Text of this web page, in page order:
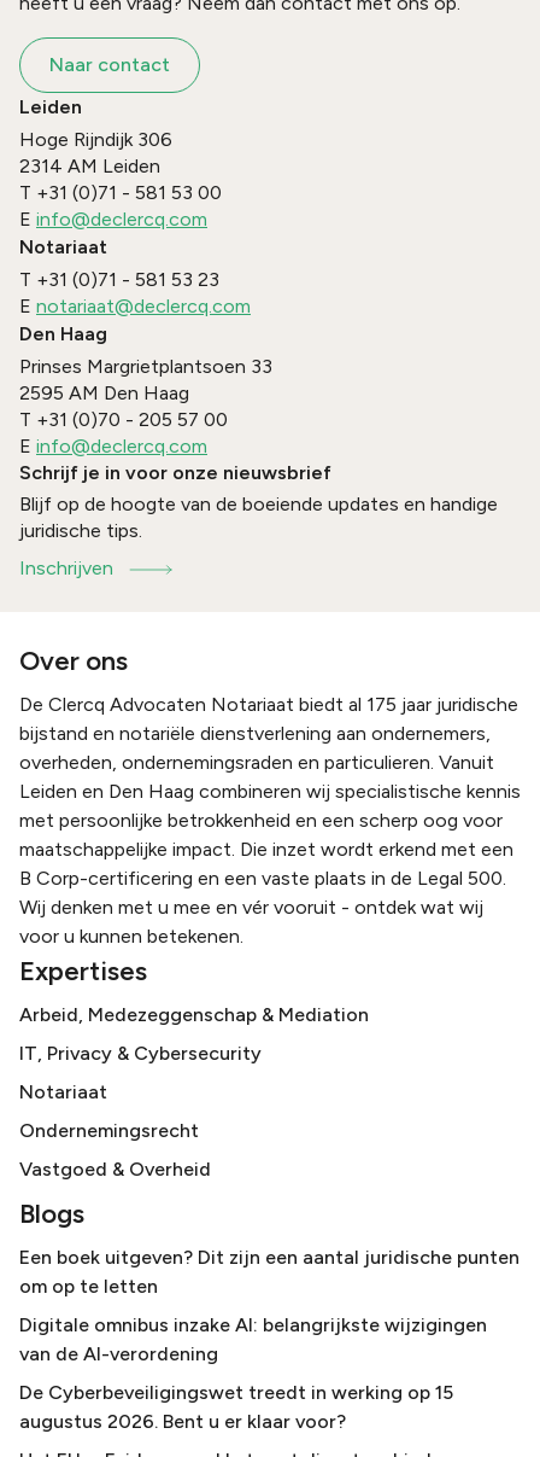
Naar contact
Leiden
Hoge Rijndijk 306
2314 AM Leiden
T +31 (0)71 - 581 53 00
E info@declercq.com
Notariaat
T +31 (0)71 - 581 53 23
E notariaat@declercq.com
Den Haag
Prinses Margrietplantsoen 33
2595 AM Den Haag
T +31 (0)70 - 205 57 00
E info@declercq.com
Schrijf je in voor onze nieuwsbrief
Blijf op de hoogte van de boeiende updates en handige
juridische tips.
Inschrijven
Over ons
De Clercq Advocaten Notariaat biedt al 175 jaar juridische
bijstand en notariële dienstverlening aan ondernemers,
overheden, ondernemingsraden en particulieren. Vanuit
Leiden en Den Haag combineren wij specialistische kennis
met persoonlijke betrokkenheid en een scherp oog voor
maatschappelijke impact. Die inzet wordt erkend met een
B Corp-certificering en een vaste plaats in de Legal 500.
Wij denken met u mee en vér vooruit - ontdek wat wij
voor u kunnen betekenen.
Expertises
Arbeid, Medezeggenschap & Mediation
IT, Privacy & Cybersecurity
Notariaat
Ondernemingsrecht
Vastgoed & Overheid
Blogs
Een boek uitgeven? Dit zijn een aantal juridische punten
om op te letten
Digitale omnibus inzake AI: belangrijkste wijzigingen
van de AI-verordening
De Cyberbeveiligingswet treedt in werking op 15
augustus 2026. Bent u er klaar voor?